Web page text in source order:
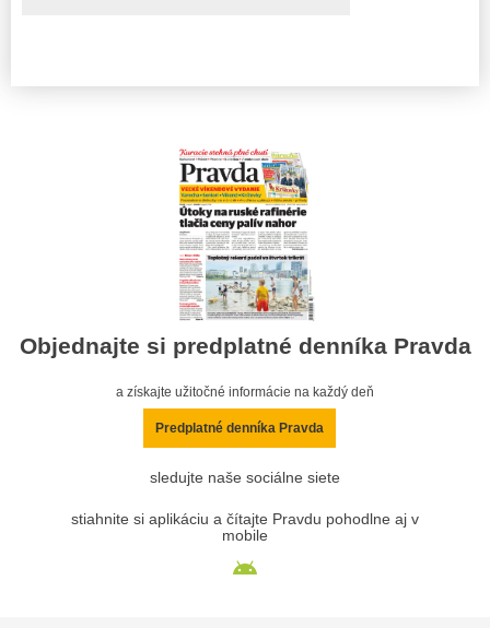
Objednajte si predplatné denníka Pravda
a získajte užitočné informácie na každý deň
Predplatné denníka Pravda
sledujte naše sociálne siete
stiahnite si aplikáciu a čítajte Pravdu pohodlne aj v
mobile